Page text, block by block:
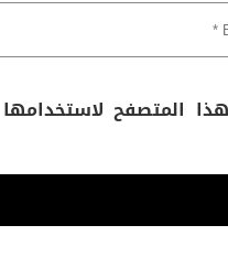
المتصفح